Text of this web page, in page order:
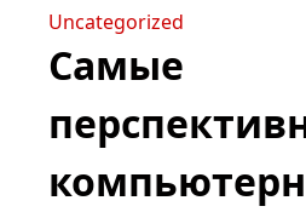
Uncategorized
Самые